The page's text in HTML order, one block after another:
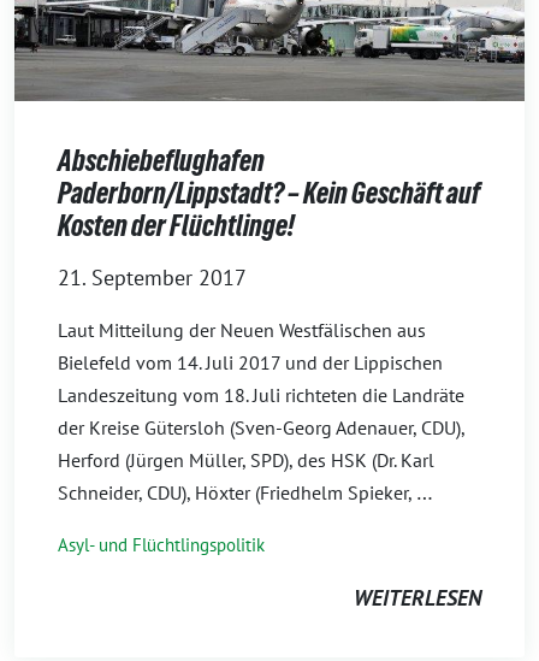
Abschiebeflughafen
Paderborn/Lippstadt? – Kein Geschäft auf
Kosten der Flüchtlinge!
21. September 2017
Laut Mitteilung der Neuen Westfälischen aus
Bielefeld vom 14. Juli 2017 und der Lippischen
Landeszeitung vom 18. Juli richteten die Landräte
der Kreise Gütersloh (Sven-Georg Adenauer, CDU),
Herford (Jürgen Müller, SPD), des HSK (Dr. Karl
Schneider, CDU), Höxter (Friedhelm Spieker, …
Asyl- und Flüchtlingspolitik
WEITERLESEN